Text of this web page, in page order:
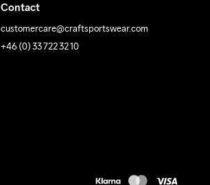
Contact
customercare@craftsportswear.com
+46 (0) 33 722 32 10